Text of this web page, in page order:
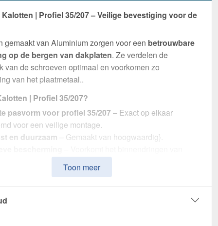
| Profiel 35/207 – Veilige bevestiging voor de
gemaakt van Aluminium zorgen voor een betrouwbare
op de bergen van dakplaten. Ze verdelen de
van de schroeven optimaal en voorkomen zo
van het plaatmetaal..
| Profiel 35/207?
pasvorm voor profiel 35/207– Exact op elkaar
voor een veilige montage.
en duurzaam – Gemaakt van hoogwaardig}.
de schroefpunten.
– 100 stuk in een set voor efficiënte
gecoördineerd
Toon meer